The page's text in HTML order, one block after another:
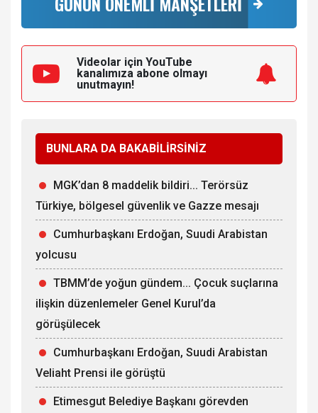
Videolar için YouTube
kanalımıza abone olmayı
unutmayın!
BUNLARA DA BAKABİLİRSİNİZ
MGK’dan 8 maddelik bildiri... Terörsüz
Türkiye, bölgesel güvenlik ve Gazze mesajı
Cumhurbaşkanı Erdoğan, Suudi Arabistan
yolcusu
TBMM’de yoğun gündem... Çocuk suçlarına
ilişkin düzenlemeler Genel Kurul’da
görüşülecek
Cumhurbaşkanı Erdoğan, Suudi Arabistan
Veliaht Prensi ile görüştü
Etimesgut Belediye Başkanı görevden